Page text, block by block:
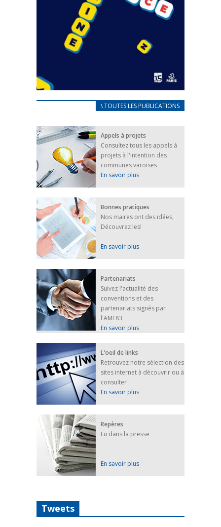
CARNET D’ACCUEIL
25 avril 2022
Afin d’accompagner au mieux les réfugiés
ukrainiens arrivés en France,...
FEUILLETER
\ TOUTES LES PUBLICATIONS
Appels à projets
Consultez tous les appels à
projets à l'intention des
communes varoises
En savoir plus
Bonnes pratiques
Nos maires ont des idées,
Découvrez les!
En savoir plus
Partenariats
Suivez l'actualité des
conventions et des
partenariats signés par
l'AMF83
En savoir plus
L'oeil de links
Retrouvez notre sélection des
sites internet à découvrir ou à
consulter
En savoir plus
Repères
Lu dans la presse
En savoir plus
Tweets